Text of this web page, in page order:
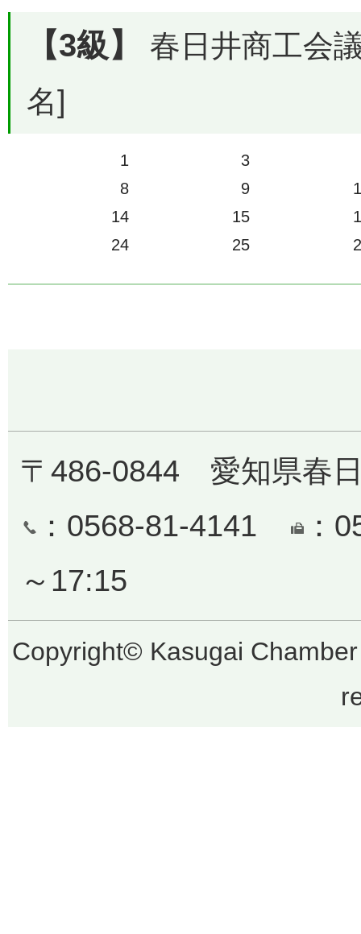
【3級】 春日井商工会
名]
1
3
8
9
14
15
24
25
〒486-0844 愛知県春
：0568-81-4141
：
～17:15
Copyright© Kasugai